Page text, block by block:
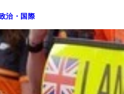
治・国際